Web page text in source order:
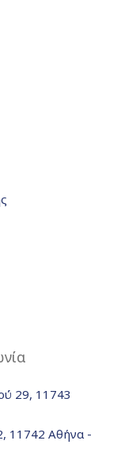
29, 11743
11742 Αθήνα -